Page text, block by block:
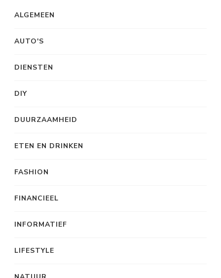
ALGEMEEN
AUTO'S
DIENSTEN
DIY
DUURZAAMHEID
ETEN EN DRINKEN
FASHION
FINANCIEEL
INFORMATIEF
LIFESTYLE